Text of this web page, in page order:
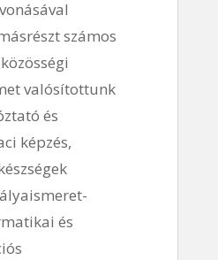
számos
valósítottunk
és
képzés,
és